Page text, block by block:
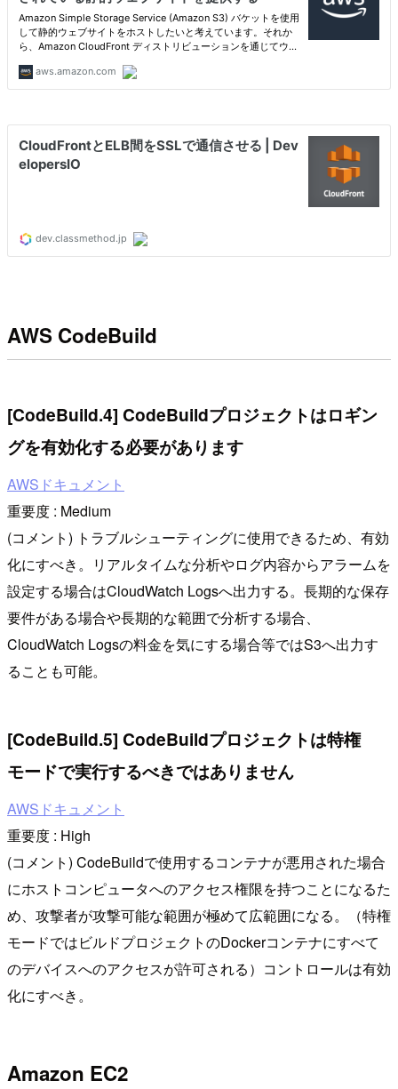
AWS CodeBuild
[CodeBuild.4] CodeBuildプロジェクトはロギン
グを有効化する必要があります
AWSドキュメント
重要度 : Medium
(コメント) トラブルシューティングに使用できるため、有効
化にすべき。リアルタイムな分析やログ内容からアラームを
設定する場合はCloudWatch Logsへ出力する。長期的な保存
要件がある場合や長期的な範囲で分析する場合、
CloudWatch Logsの料金を気にする場合等ではS3へ出力す
ることも可能。
[CodeBuild.5] CodeBuildプロジェクトは特権
モードで実行するべきではありません
AWSドキュメント
重要度 : High
(コメント) CodeBuildで使用するコンテナが悪用された場合
にホストコンピュータへのアクセス権限を持つことになるた
め、攻撃者が攻撃可能な範囲が極めて広範囲になる。（特権
モードではビルドプロジェクトのDockerコンテナにすべて
のデバイスへのアクセスが許可される）コントロールは有効
化にすべき。
Amazon EC2